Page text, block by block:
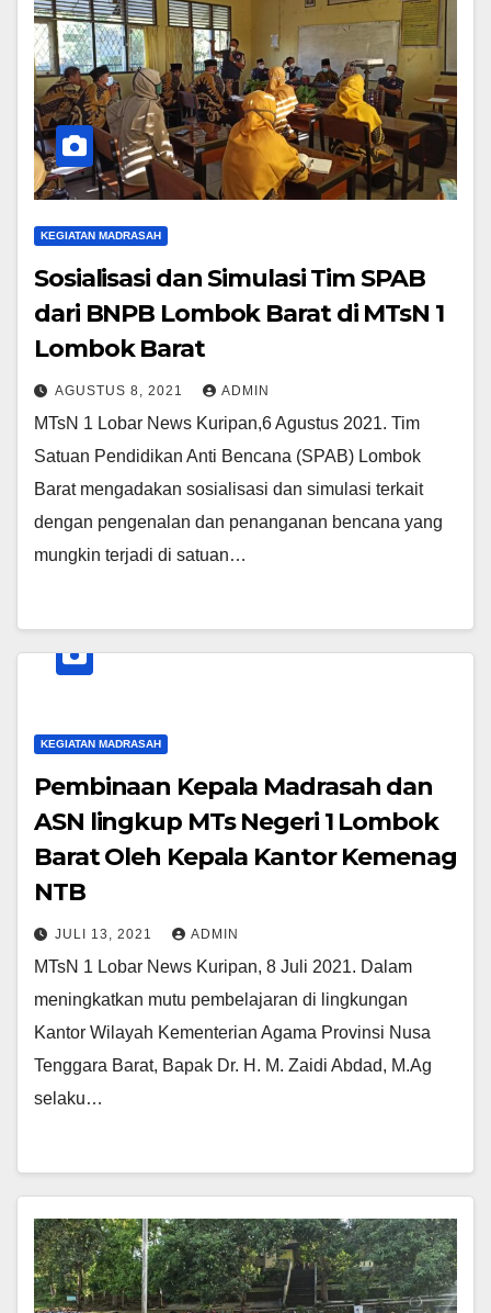
KEGIATAN MADRASAH
Sosialisasi dan Simulasi Tim SPAB
dari BNPB Lombok Barat di MTsN 1
Lombok Barat
AGUSTUS 8, 2021 ADMIN
MTsN 1 Lobar News Kuripan,6 Agustus 2021. Tim
Satuan Pendidikan Anti Bencana (SPAB) Lombok
Barat mengadakan sosialisasi dan simulasi terkait
dengan pengenalan dan penanganan bencana yang
mungkin terjadi di satuan…
KEGIATAN MADRASAH
Pembinaan Kepala Madrasah dan
ASN lingkup MTs Negeri 1 Lombok
Barat Oleh Kepala Kantor Kemenag
NTB
JULI 13, 2021 ADMIN
MTsN 1 Lobar News Kuripan, 8 Juli 2021. Dalam
meningkatkan mutu pembelajaran di lingkungan
Kantor Wilayah Kementerian Agama Provinsi Nusa
Tenggara Barat, Bapak Dr. H. M. Zaidi Abdad, M.Ag
selaku…